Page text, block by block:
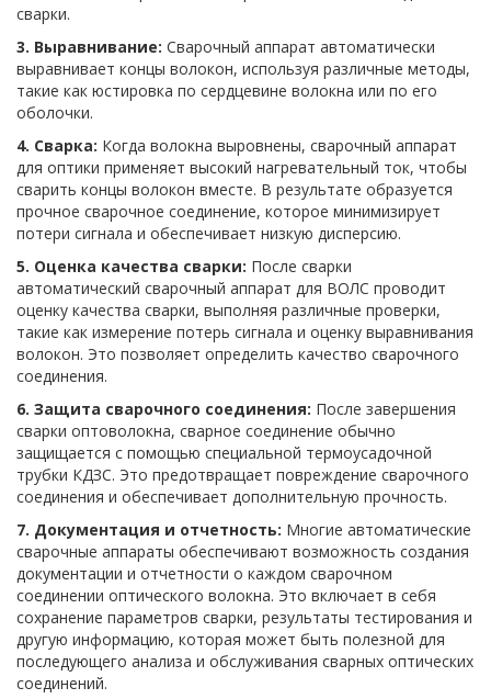
сварки.
3. Выравнивание: Сварочный аппарат автоматически
выравнивает концы волокон, используя различные методы,
такие как юстировка по сердцевине волокна или по его
оболочки.
4. Сварка: Когда волокна выровнены, сварочный аппарат
для оптики применяет высокий нагревательный ток, чтобы
сварить концы волокон вместе. В результате образуется
прочное сварочное соединение, которое минимизирует
потери сигнала и обеспечивает низкую дисперсию.
5. Оценка качества сварки: После сварки
автоматический сварочный аппарат для ВОЛС проводит
оценку качества сварки, выполняя различные проверки,
такие как измерение потерь сигнала и оценку выравнивания
волокон. Это позволяет определить качество сварочного
соединения.
6. Защита сварочного соединения: После завершения
сварки оптоволокна, сварное соединение обычно
защищается с помощью специальной термоусадочной
трубки КДЗС. Это предотвращает повреждение сварочного
соединения и обеспечивает дополнительную прочность.
7. Документация и отчетность: Многие автоматические
сварочные аппараты обеспечивают возможность создания
документации и отчетности о каждом сварочном
соединении оптического волокна. Это включает в себя
сохранение параметров сварки, результаты тестирования и
другую информацию, которая может быть полезной для
последующего анализа и обслуживания сварных оптических
соединений.